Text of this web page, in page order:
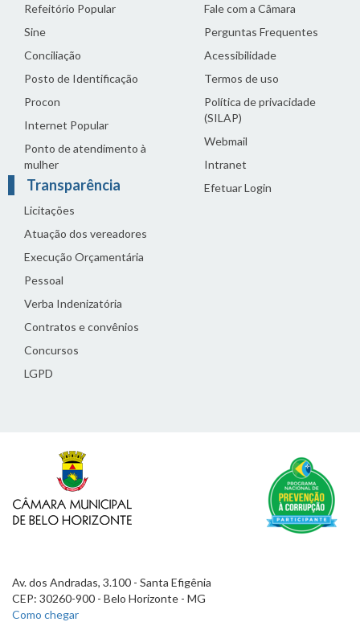
Refeitório Popular
Sine
Conciliação
Posto de Identificação
Procon
Internet Popular
Ponto de atendimento à
mulher
Transparência
Licitações
Atuação dos vereadores
Execução Orçamentária
Pessoal
Verba Indenizatória
Contratos e convênios
Concursos
LGPD
Fale com a Câmara
Perguntas Frequentes
Acessibilidade
Termos de uso
Política de privacidade
(SILAP)
Webmail
Intranet
Efetuar Login
Av. dos Andradas, 3.100 - Santa Efigênia
CEP: 30260-900 - Belo Horizonte - MG
Como chegar